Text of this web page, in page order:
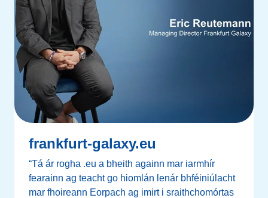
frankfurt-galaxy.eu
“Tá ár rogha .eu a bheith againn mar iarmhír
fearainn ag teacht go hiomlán lenár bhféiniúlacht
mar fhoireann Eorpach ag imirt i sraithchomórtas